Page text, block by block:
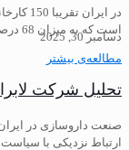
است که به میزان 68 درصد ظرفیت اسمی است. استان یزد با سهم
مطالعه‌ی بیشتر
دسامبر 30, 2025
تحلیل شرکت
صنعت داروسازی در
ارتباط نزدیکی با